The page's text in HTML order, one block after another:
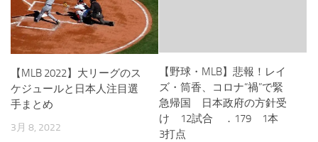
【MLB 2022】大リーグのス
ケジュールと日本人注目選
手まとめ
3月 8, 2022
【野球・MLB】悲報！レイ
ズ・筒香、コロナ“禍”で緊
急帰国 日本政府の方針受
け 12試合 ．179 1本
3打点